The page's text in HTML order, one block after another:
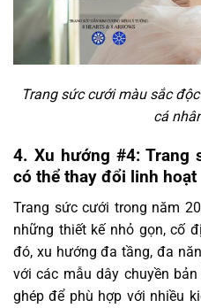
Trang sức cưới màu sắc
cá
4. Xu hướng #4: Trang
có thể thay đổi linh hoạt
Trang sức cưới trong năm
những thiết kế nhỏ gọn, cố
đó, xu hướng đa tầng, đa
với các mẫu dây chuyền
ghép để phù hợp với nhiều